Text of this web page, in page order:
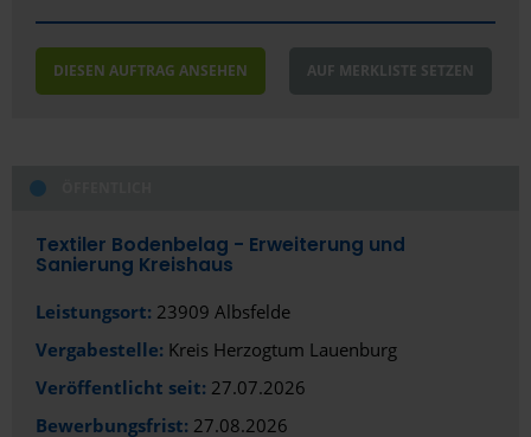
Düsseldorf
Emmendingen
Erding
Erfurt
Erlangen
DIESEN AUFTRAG ANSEHEN AUF MERKLISTE SETZEN
Textiler Bodenbelag - Erweiterung und
Sanierung Kreishaus
Leistungsort: 23909 Albsfelde
Vergabestelle: Kreis Herzogtum Lauenburg
Veröffentlicht seit: 27.07.2026
Bewerbungsfrist: 27.08.2026